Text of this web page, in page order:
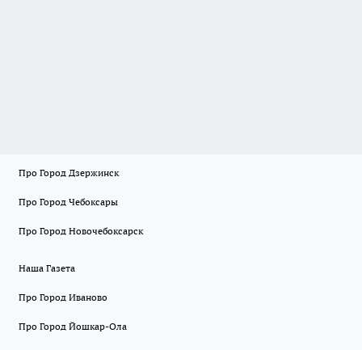
Про Город Дзержинск
Про Город Чебоксары
Про Город Новочебоксарск
Наша Газета
Про Город Иваново
Про Город Йошкар-Ола